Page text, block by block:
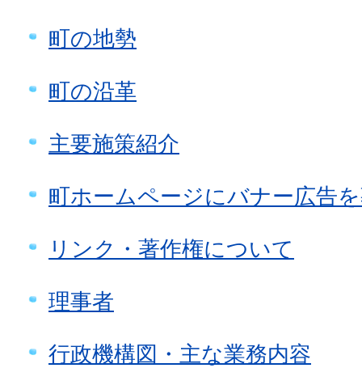
町の地勢
町の沿革
主要施策紹介
町ホームページにバナー広告
リンク・著作権について
理事者
行政機構図・主な業務内容